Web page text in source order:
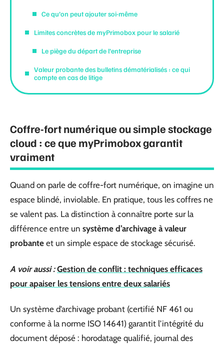
Ce qu’on peut ajouter soi-même
Limites concrètes de myPrimobox pour le salarié
Le piège du départ de l’entreprise
Valeur probante des bulletins dématérialisés : ce qui
compte en cas de litige
Coffre-fort numérique ou simple stockage
cloud : ce que myPrimobox garantit
vraiment
Quand on parle de coffre-fort numérique, on imagine un
espace blindé, inviolable. En pratique, tous les coffres ne
se valent pas. La distinction à connaître porte sur la
différence entre un système d’archivage à valeur
probante et un simple espace de stockage sécurisé.
A voir aussi : Gestion de conflit : techniques efficaces
pour apaiser les tensions entre deux salariés
Un système d’archivage probant (certifié NF 461 ou
conforme à la norme ISO 14641) garantit l’intégrité du
document déposé : horodatage qualifié, journal des